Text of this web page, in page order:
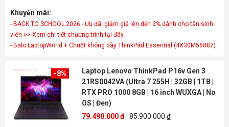
Khuyến mãi:
- BACK TO SCHOOL 2026 - Ưu đãi giảm giá lên đến 2% dành cho tân sinh
viên >> Xem chi tiết chương trình tại đây.
- Balo LaptopWorld + Chuột không dây ThinkPad Essential (4X30M56887)
-8%
Laptop Lenovo ThinkPad P16v Gen 3
21RS0042VA (Ultra 7 255H | 32GB | 1TB |
RTX PRO 1000 8GB | 16 inch WUXGA | No
OS | Đen)
79.490.000 đ 85.900.000 ₫